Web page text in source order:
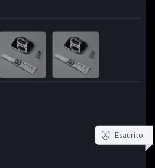
Esaurito